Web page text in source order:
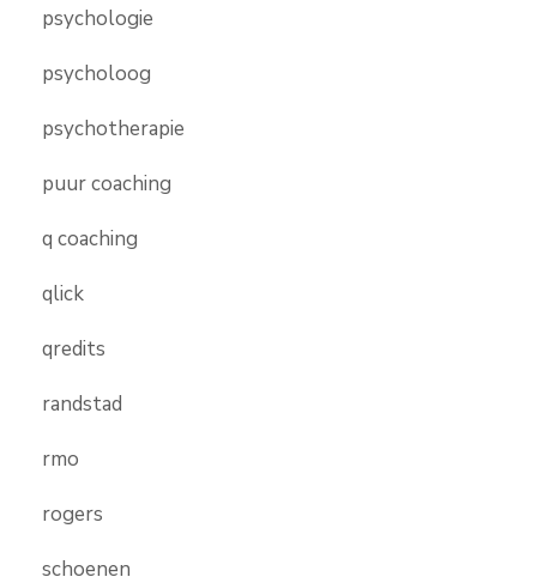
psychologie
psycholoog
psychotherapie
puur coaching
q coaching
qlick
qredits
randstad
rmo
rogers
schoenen